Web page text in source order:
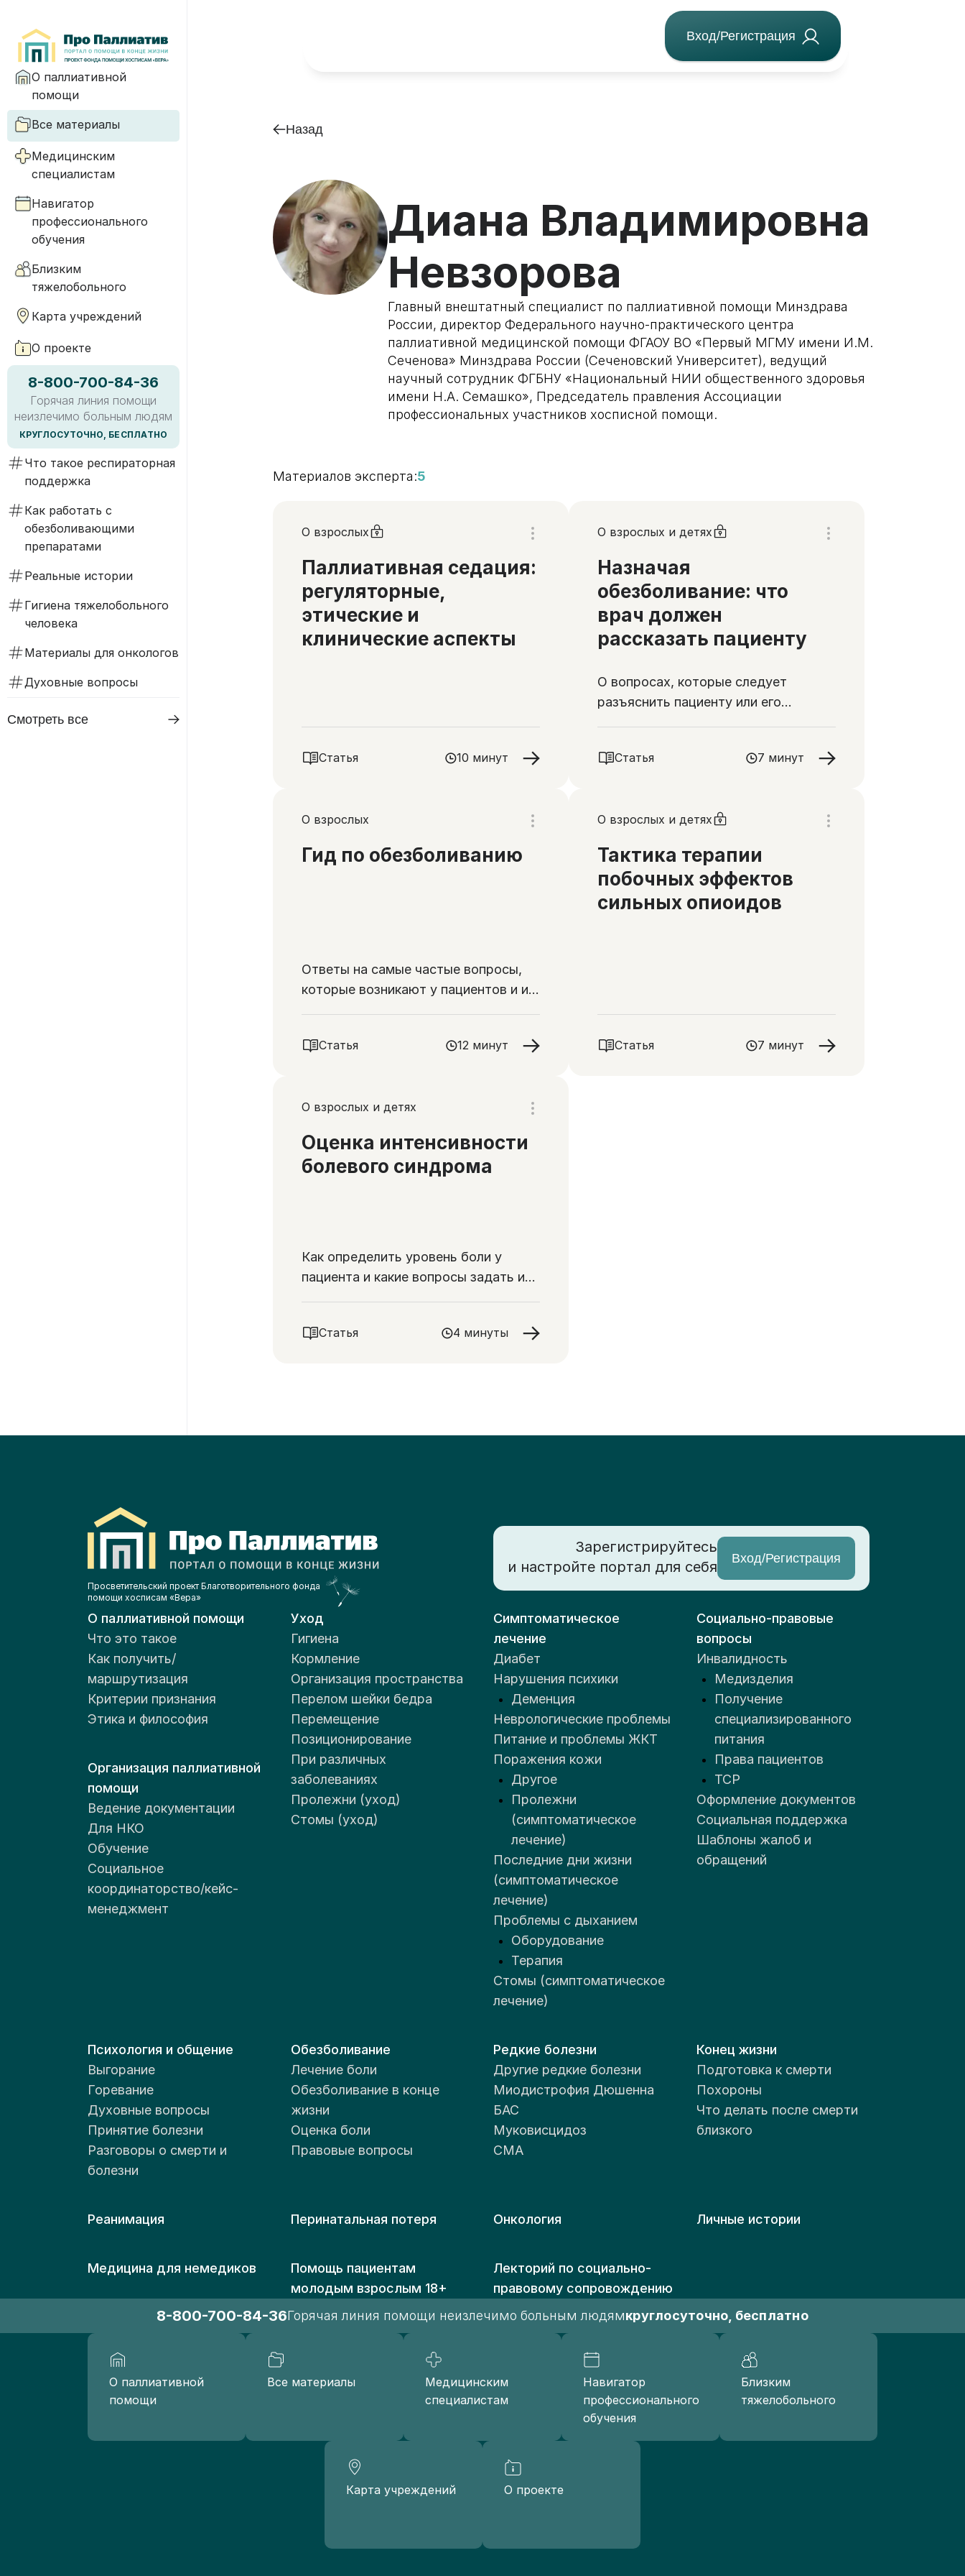
Вход/Регистрация
О паллиативной
помощи
Все материалы
Медицинским
специалистам
Навигатор
профессионального
обучения
Близким
тяжелобольного
Карта учреждений
О проекте
8-800-700-84-36
Горячая линия помощи
неизлечимо больным людям
КРУГЛОСУТОЧНО, БЕСПЛАТНО
Что такое респираторная
поддержка
Как работать с
обезболивающими
препаратами
Реальные истории
Гигиена тяжелобольного
человека
Материалы для онкологов
Духовные вопросы
Смотреть все
Назад
Диана Владимировна
Невзорова
Главный внештатный специалист по паллиативной помощи Минздрава
России, директор Федерального научно-практического центра
паллиативной медицинской помощи ФГАОУ ВО «Первый МГМУ имени И.М.
Сеченова» Минздрава России (Сеченовский Университет), ведущий
научный сотрудник ФГБНУ «Национальный НИИ общественного здоровья
имени Н.А. Семашко», Председатель правления Ассоциации
профессиональных участников хосписной помощи.
Материалов эксперта:5
О взрослых
Паллиативная седация:
регуляторные,
этические и
клинические аспекты
Статья 10 минут
О взрослых и детях
Назначая
обезболивание: что
врач должен
рассказать пациенту
О вопросах, которые следует
разъяснить пациенту или его
Статья 7 минут
О взрослых
Гид по обезболиванию
Ответы на самые частые вопросы,
которые возникают у пациентов и их
Статья 12 минут
О взрослых и детях
Тактика терапии
побочных эффектов
сильных опиоидов
Статья 7 минут
О взрослых и детях
Оценка интенсивности
болевого синдрома
Как определить уровень боли у
пациента и какие вопросы задать и
Статья 4 минуты
Просветительский проект Благотворительного фонда
помощи хосписам «Вера»
Зарегистрируйтесь
и настройте портал для себя
Вход/Регистрация
О паллиативной помощи
Что это такое
Как получить/
маршрутизация
Критерии признания
Этика и философия
Организация паллиативной
помощи
Ведение документации
Для НКО
Обучение
Социальное
координаторство/кейс-
менеджмент
Уход
Гигиена
Кормление
Организация пространства
Перелом шейки бедра
Перемещение
Позиционирование
При различных
заболеваниях
Пролежни (уход)
Стомы (уход)
Симптоматическое
лечение
Диабет
Нарушения психики
Деменция
Неврологические проблемы
Питание и проблемы ЖКТ
Поражения кожи
Другое
Пролежни
(симптоматическое
лечение)
Последние дни жизни
(симптоматическое
лечение)
Проблемы с дыханием
Оборудование
Терапия
Стомы (симптоматическое
лечение)
Социально-правовые
вопросы
Инвалидность
Медизделия
Получение
специализированного
питания
Права пациентов
ТСР
Оформление документов
Социальная поддержка
Шаблоны жалоб и
обращений
Психология и общение
Выгорание
Горевание
Духовные вопросы
Принятие болезни
Разговоры о смерти и
болезни
Обезболивание
Лечение боли
Обезболивание в конце
жизни
Оценка боли
Правовые вопросы
Редкие болезни
Другие редкие болезни
Миодистрофия Дюшенна
БАС
Муковисцидоз
СМА
Конец жизни
Подготовка к смерти
Похороны
Что делать после смерти
близкого
Реанимация Перинатальная потеря Онкология Личные истории
Медицина для немедиков
Помощь пациентам
молодым взрослым 18+
Лекторий по социально-
правовому сопровождению
8-800-700-84-36Горячая линия помощи неизлечимо больным людямкруглосуточно, бесплатно
О паллиативной
помощи
Все материалы
Медицинским
специалистам
Навигатор
профессионального
обучения
Близким
тяжелобольного
Карта учреждений О проекте